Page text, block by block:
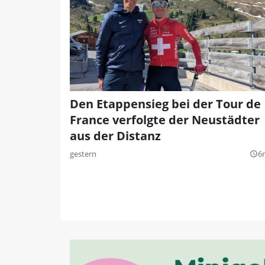
Den Etappensieg bei der Tour de
France verfolgte der Neustädter
aus der Distanz
gestern query_builder